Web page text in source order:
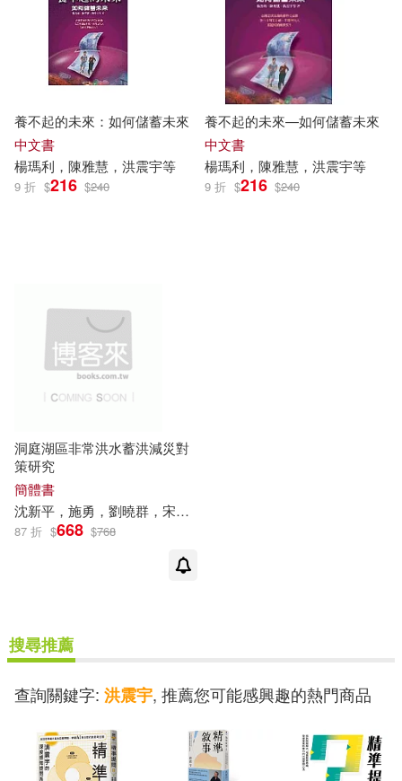
養不起的未來：如何儲蓄未來
中文書
楊瑪利，陳雅慧，洪震宇等
9 折 $216 $240
養不起的未來—如何儲蓄未來
中文書
楊瑪利，陳雅慧，洪震宇等
9 折 $216 $240
洞庭湖區非常洪水蓄洪減災對
策研究
簡體書
沈新平，施勇，劉曉群，宋平，欒
87 折 $668 $768
搜尋推薦
查詢關鍵字: 洪震宇, 推薦您可能感興趣的熱門商品